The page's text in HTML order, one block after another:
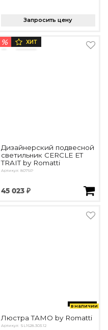
Запросить цену
% ХИТ
Дизайнерский подвесной
светильник CERCLE ET
TRAIT by Romatti
Артикул: 8075P
45 023 ₽
в наличии
Люстра TAMO by Romatti
Артикул: SL1628.303.12